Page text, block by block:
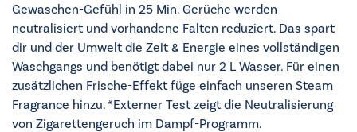
Gewaschen-Gefühl in 25 Min. Gerüche werden
neutralisiert und vorhandene Falten reduziert. Das spart
dir und der Umwelt die Zeit & Energie eines vollständigen
Waschgangs und benötigt dabei nur 2 L Wasser. Für einen
zusätzlichen Frische-Effekt füge einfach unseren Steam
Fragrance hinzu. *Externer Test zeigt die Neutralisierung
von Zigarettengeruch im Dampf-Programm.